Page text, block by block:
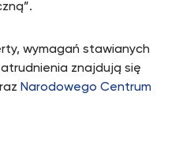
wymagań stawianych
znajdują się
Narodowego Centrum